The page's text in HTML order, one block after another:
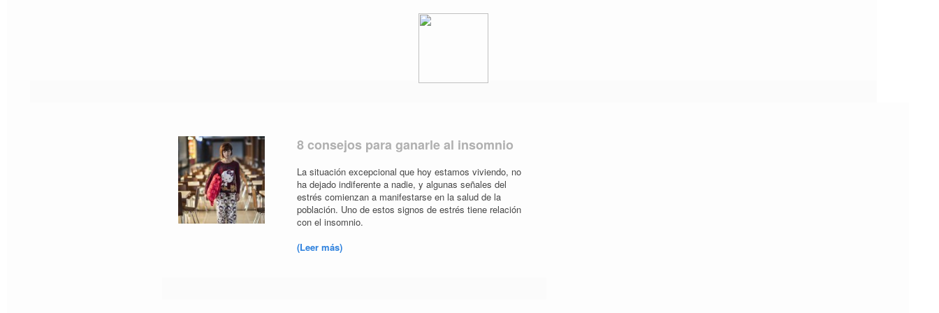
8 consejos para ganarle al insomnio
La situación excepcional que hoy estamos viviendo, no
ha dejado indiferente a nadie, y algunas señales del
estrés comienzan a manifestarse en la salud de la
población. Uno de estos signos de estrés tiene relación
con el insomnio.
(Leer más)